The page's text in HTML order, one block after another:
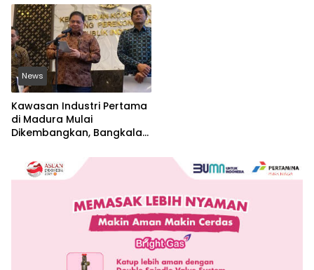
Ilegal
News
Kawasan Industri Pertama
di Madura Mulai
Dikembangkan, Bangkalan